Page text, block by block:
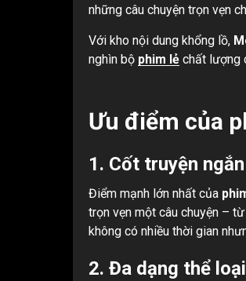
những câu chuyện trọn vẹn
Với kho nội dung khổng lồ,
nghìn bộ phim lẻ chất lượng
Ưu điểm của
1. Cốt truyện
Điểm mạnh lớn nhất của
trọn vẹn một câu chuyện –
không có nhiều thời gian
2. Đa dạng thể